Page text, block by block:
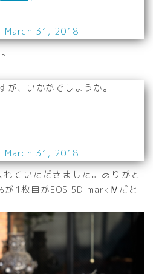
March 31, 2018
が、いかがでしょうか。
March 31, 2018
ていただきました。ありがと
が1枚目がEOS 5D markⅣだと